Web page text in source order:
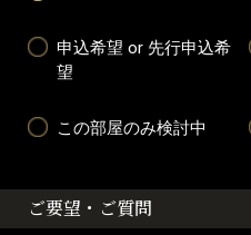
申込希望 or 先行申込希
望
この部屋のみ検討中
ご要望・ご質問